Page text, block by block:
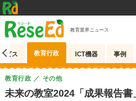
教育業界ニュース
ビス 教育行政 ICT機器 事例
未来の教室2024「成果報告
教育行政 その他